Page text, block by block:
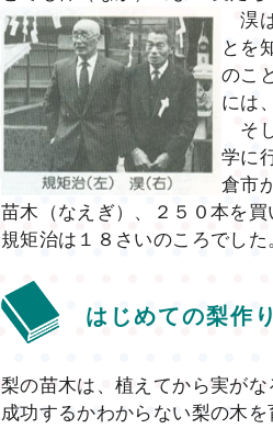
淏
とを
のこ
には
そ
学に
倉市
苗木（なえぎ）、２５０本を
規矩治は１８さいのころでした
はじめての梨作り
梨の苗木は、植えてから実が
成功するかわからない梨の木を